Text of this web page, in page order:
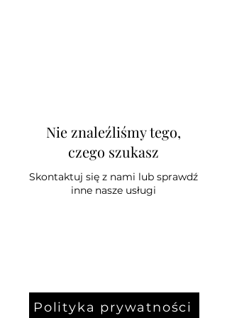
Nie znaleźliśmy tego,
czego szukasz
Skontaktuj się z nami lub sprawdź
inne nasze usługi
Polityka prywatności